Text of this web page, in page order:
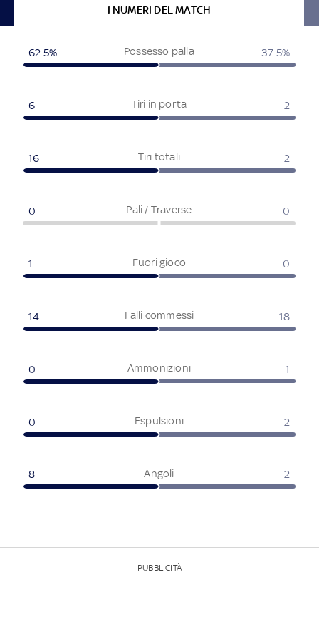
I NUMERI DEL MATCH
Possesso palla
62.5% 37.5%
Tiri in porta
6 2
Tiri totali
16 2
Pali / Traverse
0 0
Fuori gioco
1 0
Falli commessi
14 18
Ammonizioni
0 1
Espulsioni
0 2
Angoli
8 2
PUBBLICITÀ